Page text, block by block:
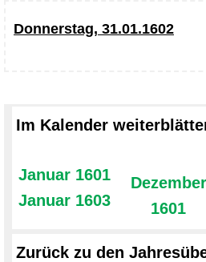
Donnerstag, 31.01.1602
Im Kalender
Januar 1601
Januar 1603
Dezember
1601
Zurück zu den